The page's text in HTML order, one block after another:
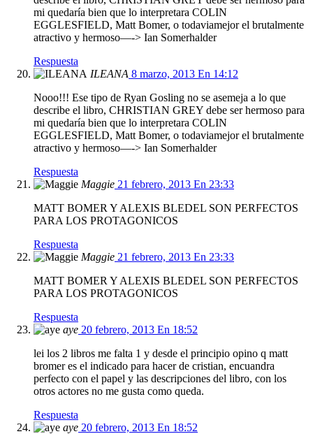
mi quedaría bien que lo interpretara COLIN
EGGLESFIELD, Matt Bomer, o todaviamejor el brutalmente
atractivo y hermoso—-> Ian Somerhalder
Respuesta
ILEANA 8 marzo, 2013 En 14:12
Nooo!!! Ese tipo de Ryan Gosling no se asemeja a lo que
describe el libro, CHRISTIAN GREY debe ser hermoso para
mi quedaría bien que lo interpretara COLIN
EGGLESFIELD, Matt Bomer, o todaviamejor el brutalmente
atractivo y hermoso—-> Ian Somerhalder
Respuesta
Maggie 21 febrero, 2013 En 23:33
MATT BOMER Y ALEXIS BLEDEL SON PERFECTOS
PARA LOS PROTAGONICOS
Respuesta
Maggie 21 febrero, 2013 En 23:33
MATT BOMER Y ALEXIS BLEDEL SON PERFECTOS
PARA LOS PROTAGONICOS
Respuesta
aye 20 febrero, 2013 En 18:52
lei los 2 libros me falta 1 y desde el principio opino q matt
bromer es el indicado para hacer de cristian, encuandra
perfecto con el papel y las descripciones del libro, con los
otros actores no me gusta como queda.
Respuesta
aye 20 febrero, 2013 En 18:52